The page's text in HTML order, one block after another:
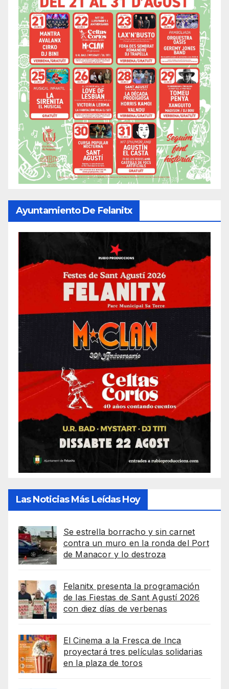
Ayuntamiento De Felanitx
Las Noticias Más Leídas Hoy
Se estrella borracho y sin carnet
contra un muro en la ronda del Port
de Manacor y lo destroza
Felanitx presenta la programación
de las Fiestas de Sant Agustí 2026
con diez días de verbenas
El Cinema a la Fresca de Inca
proyectará tres películas solidarias
en la plaza de toros